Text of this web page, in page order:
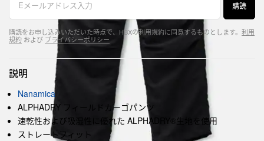
購読
購読をお申し込みいただいた時点で、HBXの利用規約に同意するものとします。 利用
規約 および プライバシーポリシー
説明
Nanamica
ALPHADRY フィールドカーゴパンツ
速乾性および吸湿性に優れた ALPHADRY®生地を使用
ストレートフィット